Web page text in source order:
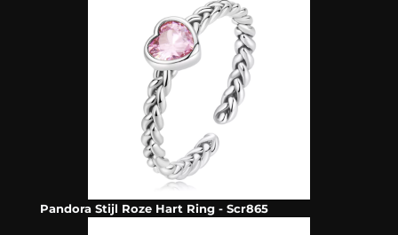
Pandora Stijl Roze Hart Ring - Scr865